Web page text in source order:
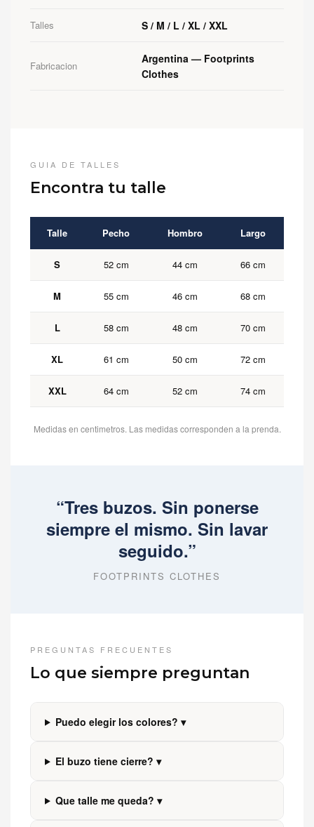
Talles S / M / L / XL / XXL
Fabricacion
Argentina — Footprints
Clothes
GUIA DE TALLES
Encontra tu talle
Talle Pecho Hombro Largo
S 52 cm 44 cm 66 cm
M 55 cm 46 cm 68 cm
L 58 cm 48 cm 70 cm
XL 61 cm 50 cm 72 cm
XXL 64 cm 52 cm 74 cm
Medidas en centimetros. Las medidas corresponden a la prenda.
“Tres buzos. Sin ponerse
siempre el mismo. Sin lavar
seguido.”
FOOTPRINTS CLOTHES
PREGUNTAS FRECUENTES
Lo que siempre preguntan
Puedo elegir los colores? ▾
El buzo tiene cierre? ▾
Que talle me queda? ▾